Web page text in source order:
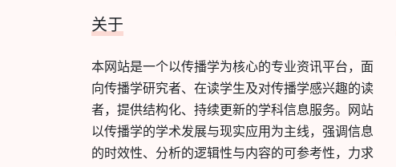
关于
本网站是一个以传播学为核心的专业资讯平台，面
向传播学研究者、在读学生及对传播学感兴趣的读
者，提供结构化、持续更新的学科信息服务。网站
以传播学的学术发展与现实应用为主线，强调信息
的时效性、分析的逻辑性与内容的可参考性，力求